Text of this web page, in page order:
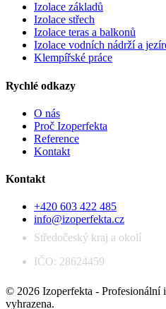
Izolace základů
Izolace střech
Izolace teras a balkonů
Izolace vodních nádrží a
Klempířské práce
Rychlé odkazy
O nás
Proč Izoperfekta
Reference
Kontakt
Kontakt
+420 603 422 485
info@izoperfekta.cz
Středočeský kraj a okolí
IČO: 28624459
© 2026 Izoperfekta - Profesionální
vyhrazena.